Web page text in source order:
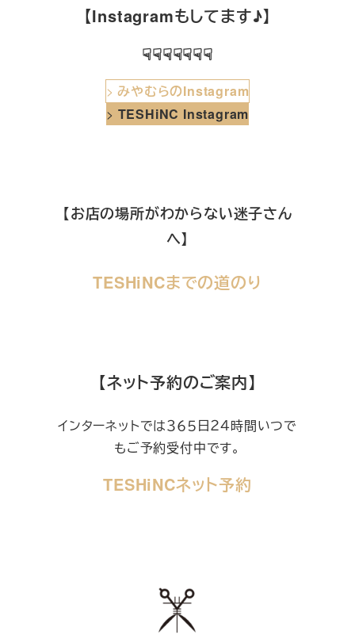
【Instagramもしてます♪】
☟☟☟☟☟☟☟
>みやむらのInstagram
> TESHiNC Instagram
【お店の場所がわからない迷子さん
へ】
TESHiNCまでの道のり
【ネット予約のご案内】
インターネットでは３６５日２４時間いつで
もご予約受付中です。
TESHiNCネット予約